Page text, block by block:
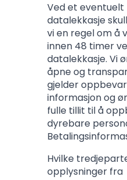
Ved et eventuelt
datalekkasje
vi en regel om å
innen 48 timer
datalekkasje. Vi
åpne og
gjelder
informasjon og
fulle tillit til å
dyrebare
Hvilke
opplysninger fra